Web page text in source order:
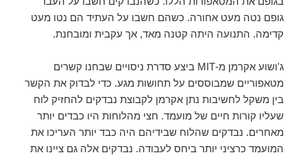
גופם נטה מעט אחורה. כשהם חשבו על העתיד הם נטו מעט
קדימה. התנועה היתה קטנה מאד, אך עקבית ומובחנת.
ג'ושוע אקרמן מ-MIT ביצע סדרת ניסויים שבחנו קשרים
מטאפוריים שמבוססים על תחושות מגע. כדי לבדוק את הקשר
בין משקל לחשיבות נתן אקרמן לקבוצת נבדקים להחזיק לוח
שעליו קורות חיים של מועמד. חצי מהלוחות היו כבדים יותר
מאחרים. נבדקים שהלוח שבידיהם היה כבד יותר העריכו את
המועמד כרציני יותר ביחס לעבודה. נבדקים אלה גם ציינו את